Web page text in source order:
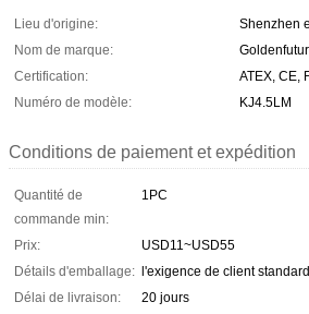
Lieu d'origine:
Shenzhen
Nom de marque:
Certification:
ATEX, CE,
Numéro de modèle:
KJ4.5LM
Conditions de paiement et expédition
Quantité de
commande min:
1PC
Prix:
USD11~USD55
Détails d'emballage: l'exigence de client
Délai de livraison:
20 jours